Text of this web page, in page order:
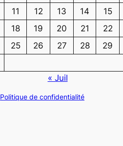
11 12 13 14 15
18 19 20 21 22
25 26 27 28 29
« Juil
Politique de confidentialité